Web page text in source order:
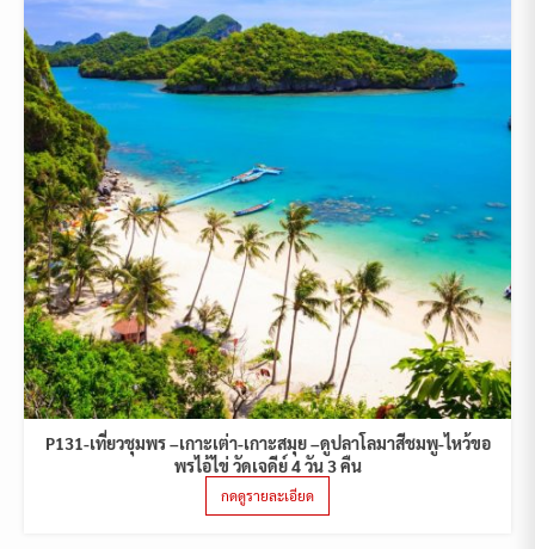
P131-เที่ยวชุมพร –เกาะเต่า-เกาะสมุย –ดูปลาโลมาสีชมพู-ไหว้ขอ
พรไอ้ไข่ วัดเจดีย์ 4 วัน 3 คืน
กดดูรายละเอียด